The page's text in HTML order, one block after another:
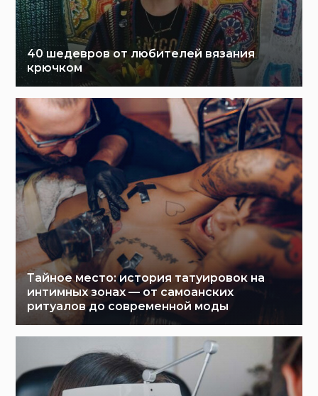
40 шедевров от любителей вязания
крючком
Тайное место: история татуировок на
интимных зонах — от самоанских
ритуалов до современной моды